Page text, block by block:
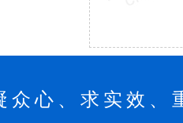
众心、求实效、